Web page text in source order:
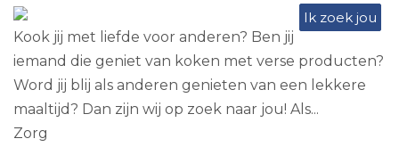
Ik zoek jou
Kook jij met liefde voor anderen? Ben jij
iemand die geniet van koken met verse producten?
Word jij blij als anderen genieten van een lekkere
maaltijd? Dan zijn wij op zoek naar jou! Als...
Zorg